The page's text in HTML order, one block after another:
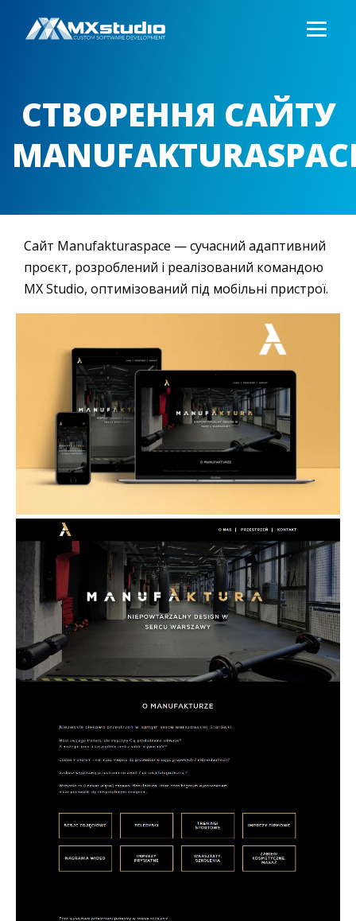
СТВОРЕННЯ САЙТУ
Сайт Manufakturaspace — сучасний адаптивний
проєкт, розроблений і реалізований командою
MX Studio, оптимізований під мобільні пристрої.